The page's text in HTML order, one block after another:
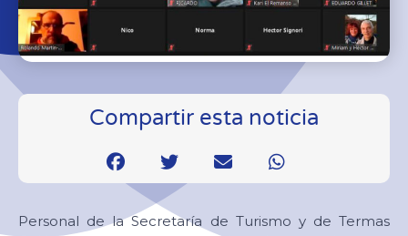
Compartir esta noticia
Personal de la Secretaría de Turismo y de Termas